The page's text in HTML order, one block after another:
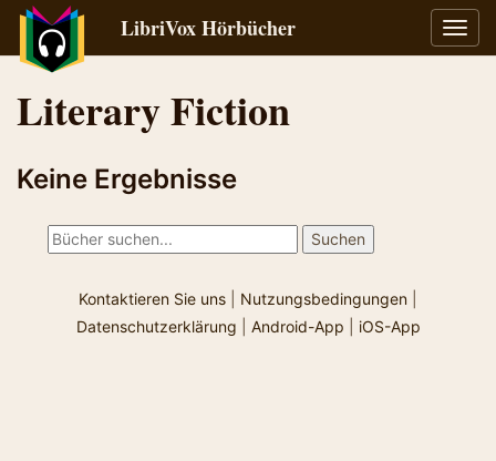
LibriVox Hörbücher
Literary Fiction
Keine Ergebnisse
Kontaktieren Sie uns Nutzungsbedingungen
Datenschutzerklärung
Android-App iOS-App